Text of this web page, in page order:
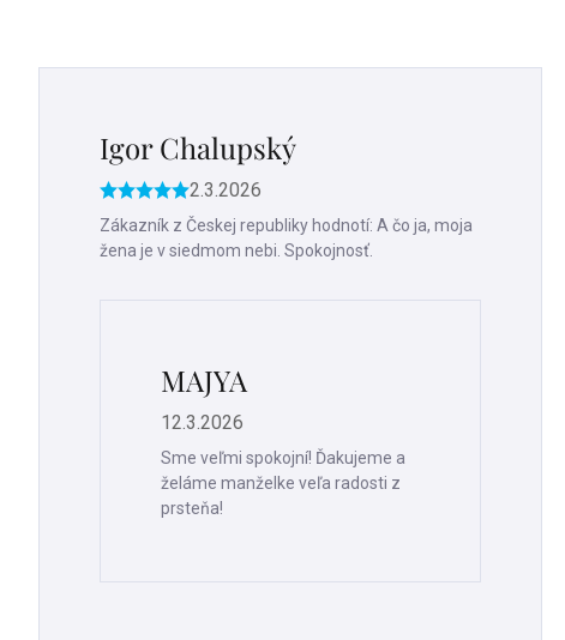
Igor Chalupský
Hodnotenie
produktu
je
2.3.2026
Zákazník z Českej republiky hodnotí: A čo ja, moja
žena je v siedmom nebi. Spokojnosť.
MAJYA
12.3.2026
Sme veľmi spokojní! Ďakujeme a
želáme manželke veľa radosti z
prsteňa!